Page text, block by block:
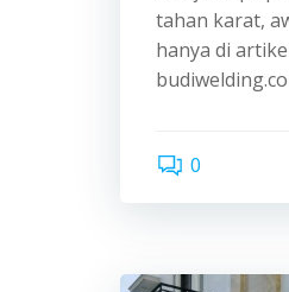
tahan karat,
hanya di
0